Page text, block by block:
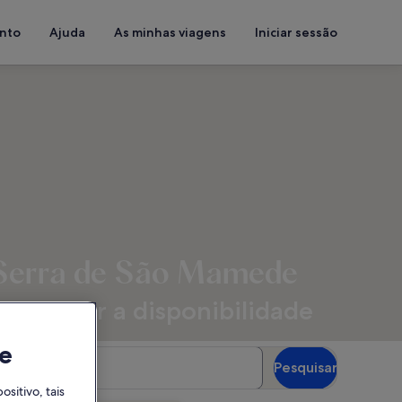
Ajuda As minhas viagens Iniciar sessão
para ver a disponibilidade
Pesquisar
tais